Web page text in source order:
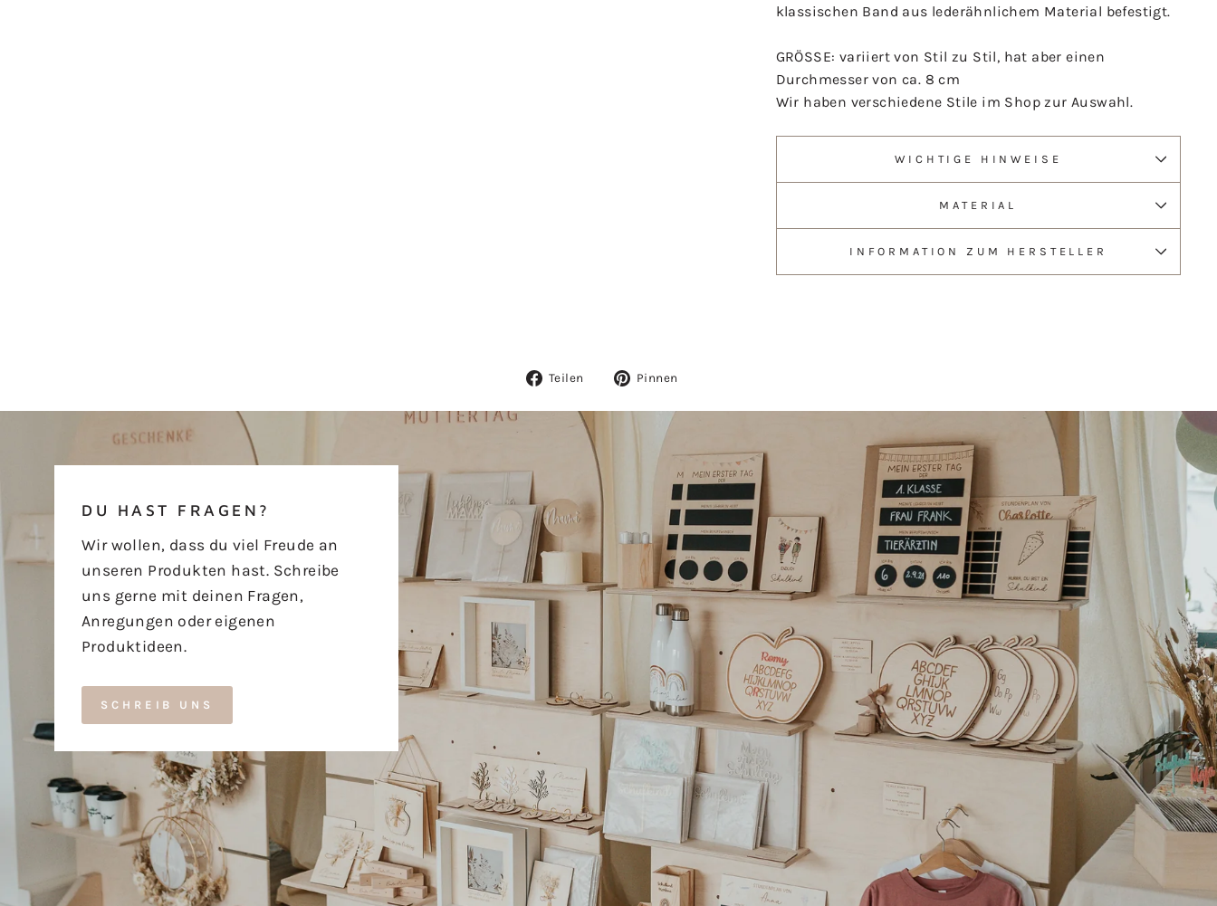
klassischen Band aus lederähnlichem Material befestigt.
GRÖSSE: variiert von Stil zu Stil, hat aber einen
Durchmesser von ca. 8 cm
Wir haben verschiedene Stile im Shop zur Auswahl.
WICHTIGE HINWEISE
MATERIAL
INFORMATION ZUM HERSTELLER
Teilen
Auf
Pinnen
DU HAST FRAGEN?
Wir wollen, dass du viel Freude an
unseren Produkten hast. Schreibe
uns gerne mit deinen Fragen,
Anregungen oder eigenen
Produktideen.
SCHREIB UNS